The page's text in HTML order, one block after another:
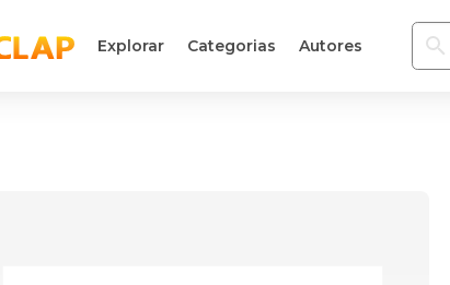
Explorar Categorias Autores